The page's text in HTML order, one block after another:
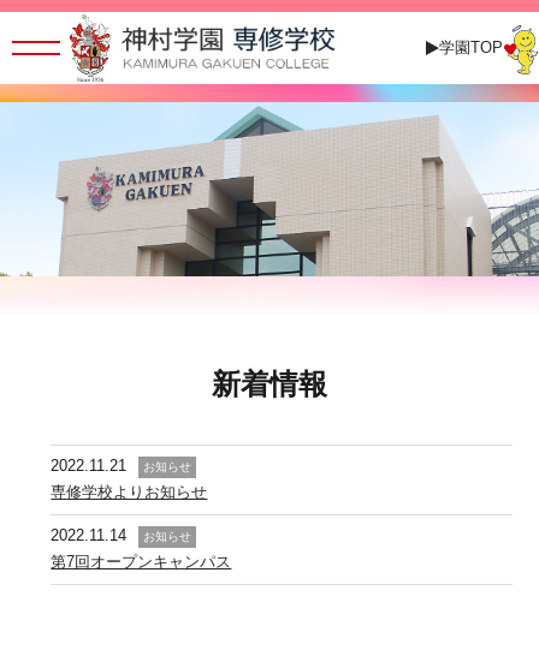
学園TOP
新着情報
2022.11.21 お知らせ
専修学校よりお知らせ
2022.11.14 お知らせ
第7回オープンキャンパス